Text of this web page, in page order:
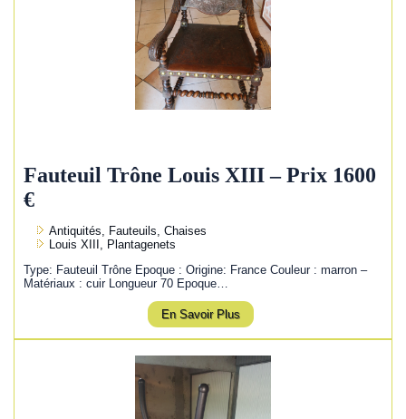
Fauteuil Trône Louis XIII – Prix 1600
€
Antiquités, Fauteuils, Chaises
Louis XIII, Plantagenets
Type: Fauteuil Trône Epoque : Origine: France Couleur : marron –
Matériaux : cuir Longueur 70 Epoque…
En Savoir Plus